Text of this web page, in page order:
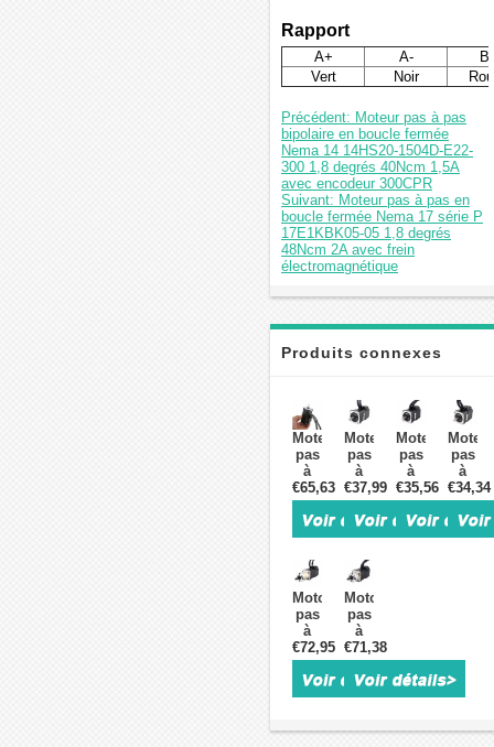
Rapport
A+ A-
Vert
Noir
Précédent: Moteur pas à pas
bipolaire en boucle fermée
Nema 14 14HS20-1504D-E22-
300 1,8 degrés 40Ncm 1,5A
avec encodeur 300CPR
Suivant: Moteur pas à pas en
boucle fermée Nema 17 série P
17E1KBK05-05 1,8 degrés
48Ncm 2A avec frein
électromagnétique
Produits connexes
Moteur
pas
à
pas
fermé
Nema
17
OSP001492
avec
codeur
optique,
triphasé,
20Ncm,
64W,
3000tr/min,
42
€65,63
Moteur
pas
à
pas
bipolaire
en
boucle
Nema
17
17HS24-
2104D-
E1000
1,8
65Ncm
2,10A
encodeur
€37,99
Moteur
pas
à
pas
bipolaire
en
boucle
degrés
0,59Nm
2A
encodeur
€35,56
Moteur
pas
à
pas
en
boucle
45Ncm
2A
avec
€34,34
Motoréducteur
pas
à
pas
bipolaire
en
boucle
Nema
€72,95
Motoréducteur
pas
à
pas
bipolaire
en
boucle
Nema
€71,38